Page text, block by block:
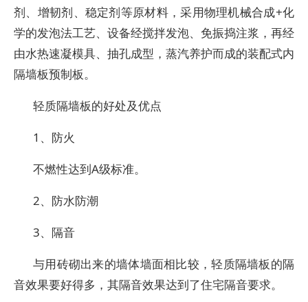
剂、增韧剂、稳定剂等原材料，采用物理机械合成+化
学的发泡法工艺、设备经搅拌发泡、免振捣注浆，再经
由水热速凝模具、抽孔成型，蒸汽养护而成的装配式内
隔墙板预制板。
轻质隔墙板的好处及优点
1、防火
不燃性达到A级标准。
2、防水防潮
3、隔音
与用砖砌出来的墙体墙面相比较，轻质隔墙板的隔
音效果要好得多，其隔音效果达到了住宅隔音要求。